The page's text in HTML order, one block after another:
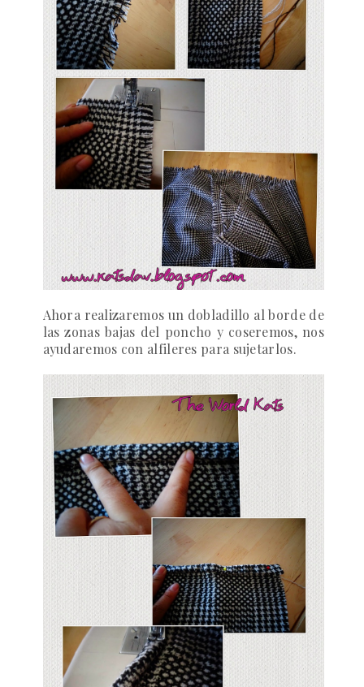
Ahora realizaremos un dobladillo al borde de
las zonas bajas del poncho y coseremos, nos
ayudaremos con alfileres para sujetarlos.